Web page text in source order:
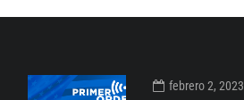
febrero 2, 2023